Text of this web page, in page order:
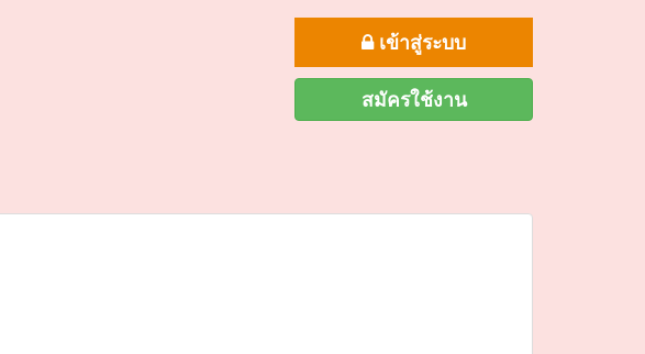
เข้าสู่ระบบ
สมัครใช้งาน